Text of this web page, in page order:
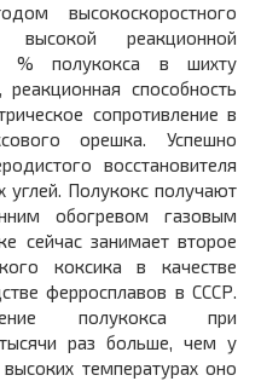
высокоскоростного
высокой реакционной
% полукокса в шихту
способность
сопротивление в
орешка. Успешно
восстановителя
углей. Полукокс получают
обогревом газовым
сейчас занимает второе
коксика в качестве
ферросплавов в СССР.
полукокса при
раз больше, чем у
температурах оно